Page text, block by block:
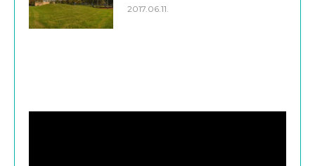
2017.06.11.